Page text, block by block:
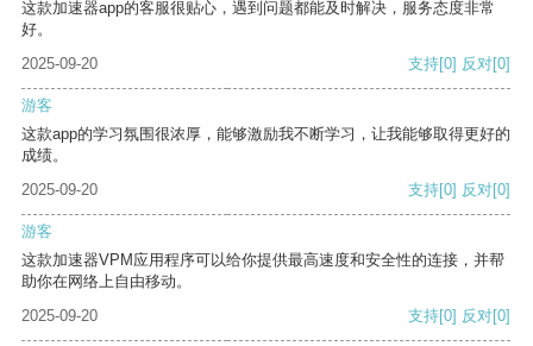
这款加速器app的客服很贴心，遇到问题都能及时解决，服务态度非常
好。
2025-09-20
支持[0] 反对[0]
游客
这款app的学习氛围很浓厚，能够激励我不断学习，让我能够取得更好的
成绩。
2025-09-20
支持[0] 反对[0]
游客
这款加速器VPM应用程序可以给你提供最高速度和安全性的连接，并帮
助你在网络上自由移动。
2025-09-20
支持[0] 反对[0]